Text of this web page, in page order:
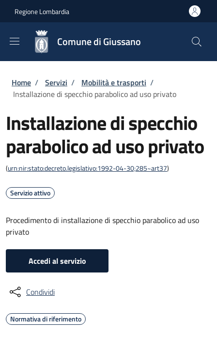
Regione Lombardia
Comune di Giussano
Briciole di pane
Home / Servizi / Mobilità e trasporti /
Installazione di specchio parabolico ad uso privato
Installazione di specchio
parabolico ad uso privato
(urn:nir:stato:decreto.legislativo:1992-04-30;285~art37)
Servizio attivo
Procedimento di installazione di specchio parabolico ad uso
privato
Accedi al servizio
Condividi
Normativa di riferimento